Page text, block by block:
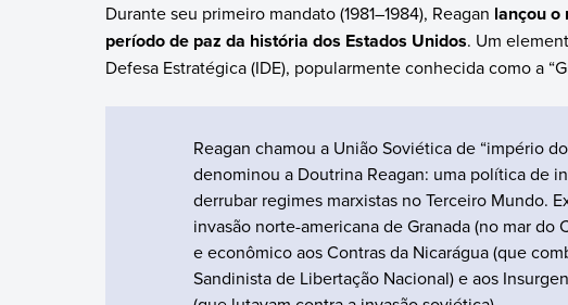
Durante seu primeiro mandato (1981–1984), Reagan lançou o
período de paz da história dos Estados Unidos. Um
Defesa Estratégica (IDE), popularmente conhecida como a
Reagan chamou a União Soviética de “império
denominou a Doutrina Reagan: uma política de
derrubar regimes marxistas no Terceiro Mundo.
invasão norte-americana de Granada (no mar do
e econômico aos Contras da Nicarágua (que
Sandinista de Libertação Nacional) e aos